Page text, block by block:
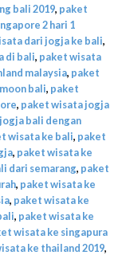
bali 2019, paket
2 hari 1
dari jogja ke bali,
di bali, paket wisata
malaysia, paket
bali, paket
, paket wisata jogja
bali dengan
wisata ke bali, paket
, paket wisata ke
dari semarang, paket
, paket wisata ke
, paket wisata ke
, paket wisata ke
wisata ke singapura
ke thailand 2019,